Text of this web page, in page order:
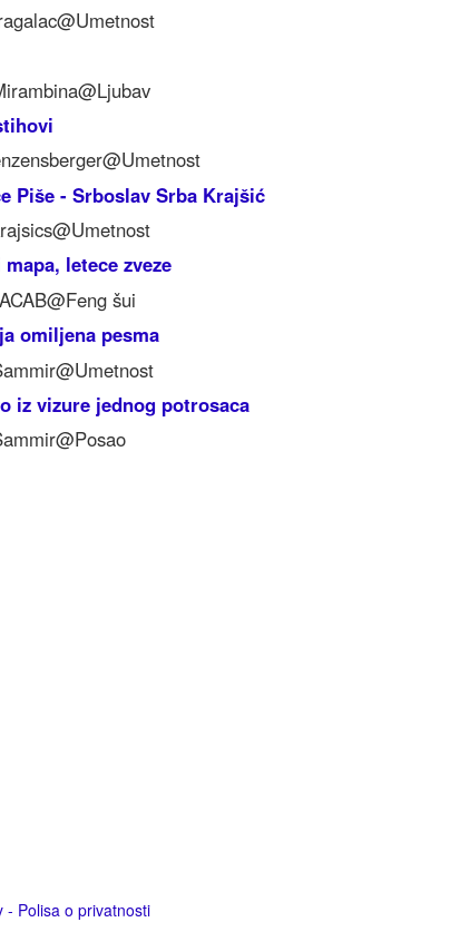
Piše - Srboslav Srba Krajšić
letece zveze
šui
omiljena pesma
iz vizure jednog potrosaca
- Polisa o privatnosti